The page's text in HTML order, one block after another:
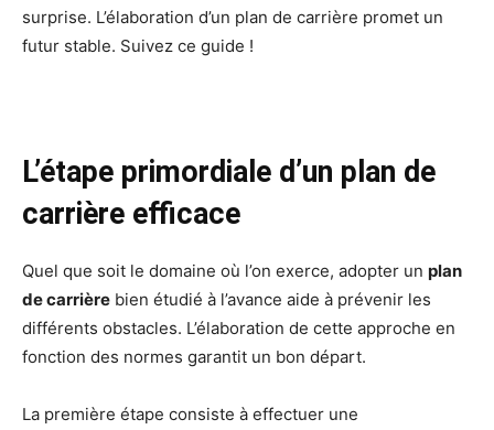
surprise. L’élaboration d’un plan de carrière promet un
futur stable. Suivez ce guide !
L’étape primordiale d’un plan de
carrière efficace
Quel que soit le domaine où l’on exerce, adopter un plan
de carrière bien étudié à l’avance aide à prévenir les
différents obstacles. L’élaboration de cette approche en
fonction des normes garantit un bon départ.
La première étape consiste à effectuer une